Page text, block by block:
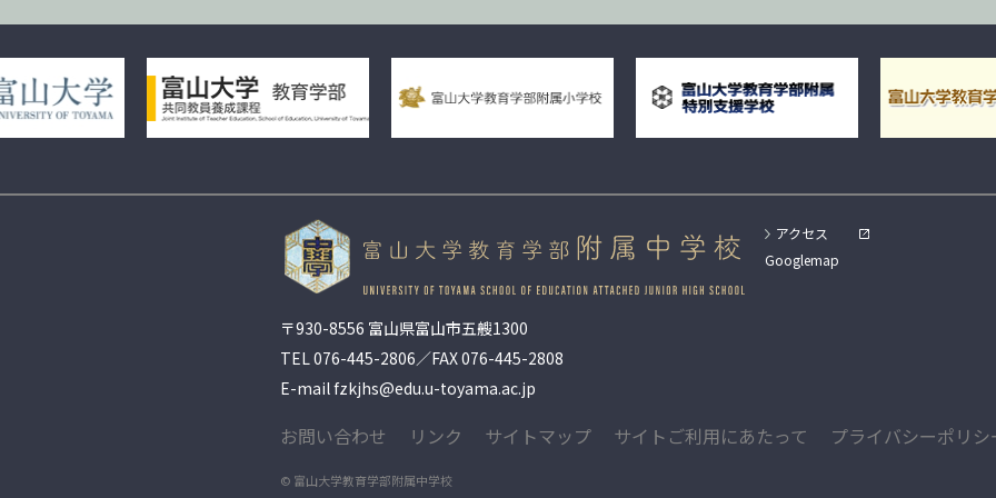
アクセス
Googlemap
〒930-8556 富山県富山市五艘1300
TEL 076-445-2806／FAX 076-445-2808
E-mail fzkjhs@edu.u-toyama.ac.jp
お問い合わせ リンク サイトマップ サイトご利用にあたって プライバシーポリシ
© 富山大学教育学部附属中学校